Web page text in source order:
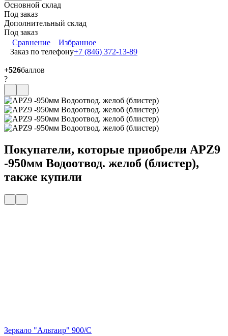
Основной склад
Под заказ
Дополнительный склад
Под заказ
Сравнение
Избранное
Заказ по телефону+7 (846) 372-13-89
+526баллов
?
Покупатели, которые приобрели APZ9
-950мм Водоотвод. желоб (блистер),
также купили
Зеркало "Альтаир" 900/С